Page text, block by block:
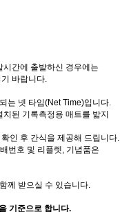
간에 출발하신 경우에는
바랍니다.
는 넷 타임(Net Time)입니다.
된 기록측정용 매트를 밟지
인 후 간식을 제공해 드립니다.
번호 및 리플렛, 기념품은
께 받으실 수 있습니다.
기준으로 합니다.